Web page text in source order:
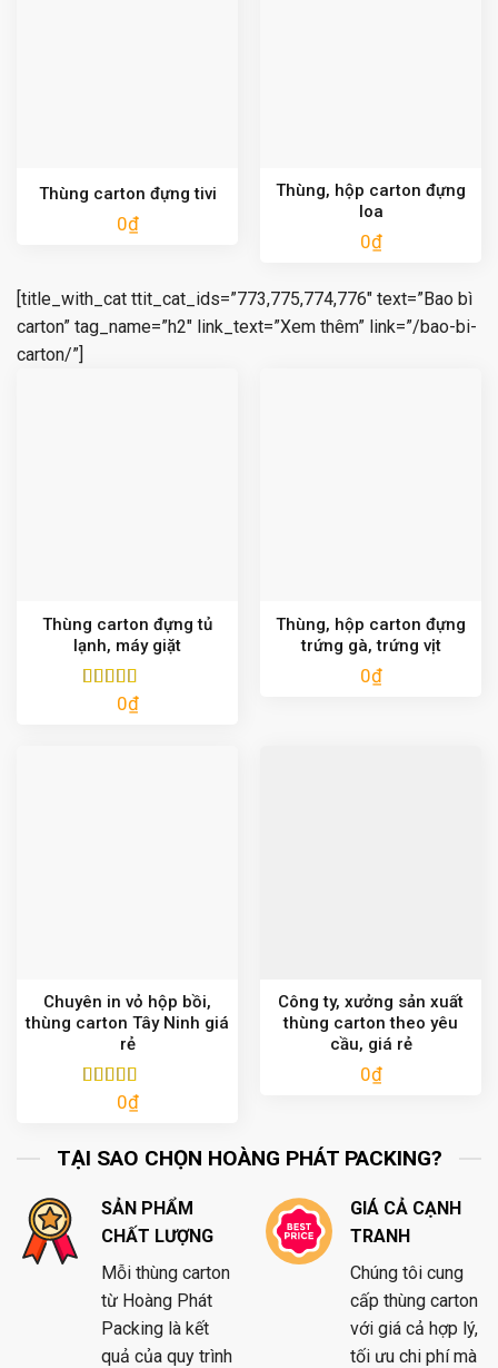
Thùng carton đựng tivi
0₫
Thùng, hộp carton đựng
loa
0₫
[title_with_cat ttit_cat_ids=”773,775,774,776″ text=”Bao bì
carton” tag_name=”h2″ link_text=”Xem thêm” link=”/bao-bi-
carton/”]
Thùng carton đựng tủ
lạnh, máy giặt
Được xếp
0₫
Thùng, hộp carton đựng
trứng gà, trứng vịt
0₫
Chuyên in vỏ hộp bồi,
thùng carton Tây Ninh giá
rẻ
Được xếp
0₫
Công ty, xưởng sản xuất
thùng carton theo yêu
cầu, giá rẻ
0₫
TẠI SAO CHỌN HOÀNG PHÁT PACKING?
SẢN PHẨM
CHẤT LƯỢNG
Mỗi thùng carton
từ Hoàng Phát
Packing là kết
quả của quy trình
GIÁ CẢ CẠNH
TRANH
Chúng tôi cung
cấp thùng carton
với giá cả hợp lý,
tối ưu chi phí mà